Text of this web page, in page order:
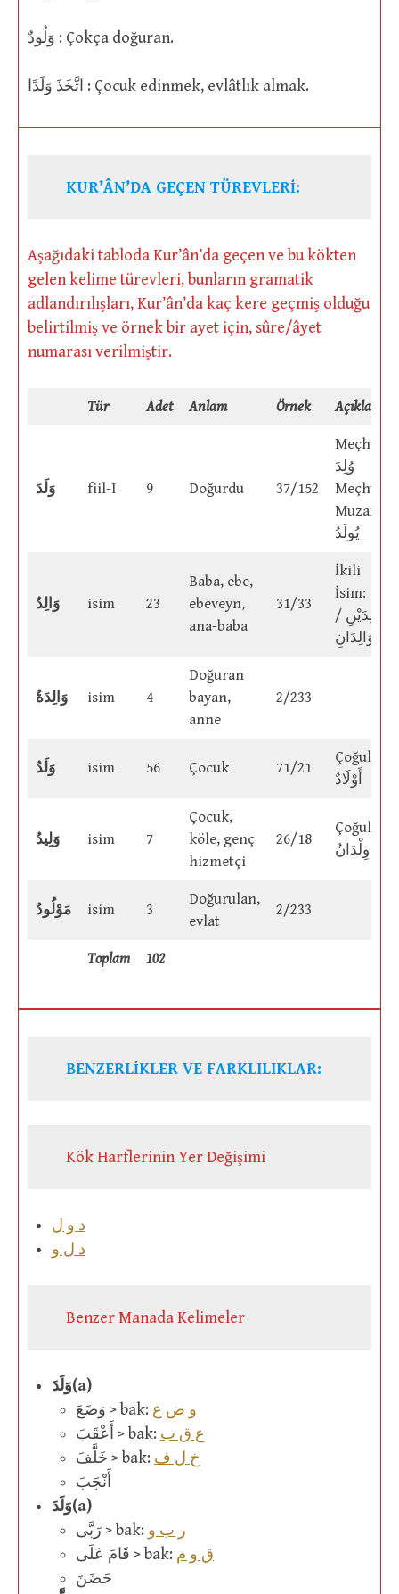
وَلُودٌ : Çokça doğuran.
اتَّخَذَ وَلَدًا : Çocuk edinmek, evlâtlık almak.
KUR’ÂN’DA GEÇEN TÜREVLERİ:
Aşağıdaki tabloda Kur’ân’da geçen ve bu kökten
gelen kelime türevleri, bunların gramatik
adlandırılışları, Kur’ân’da kaç kere geçmiş olduğu
belirtilmiş ve örnek bir ayet için, sûre/âyet
numarası verilmiştir.
Tür Adet Anlam Örnek Açıklama
وَلَدَ fiil-I 9 Doğurdu 37/152
Meçhulü:
وُلِدَ
Meçhul
Muzari:
يُولَدُ
وَالِدٌ isim 23
Baba, ebe,
ebeveyn,
ana-baba
31/33
İkili
İsim:
وَالِدَيْنِ /
وَالِدَانِ
وَالِدَةٌ isim 4
Doğuran
bayan,
anne
2/233
وَلَدٌ isim 56 Çocuk 71/21
Çoğulu:
أَوْلَادٌ
وَلِيدٌ isim 7
Çocuk,
köle, genç
hizmetçi
26/18
Çoğulu:
وِلْدَانٌ
مَوْلُودٌ isim 3
Doğurulan,
evlat
2/233
Toplam 102
BENZERLİKLER VE FARKLILIKLAR:
Kök Harflerinin Yer Değişimi
د و ل
د ل و
Benzer Manada Kelimeler
وَلَدَ(a)
وَضَعَ > bak: و ض ع
أَعْقَبَ > bak: ع ق ب
خَلَّفَ > bak: خ ل ف
أَنْجَبَ
وَلَدَ(a)
رَبَّى > bak: ر ب و
قَامَ عَلَى > bak: ق و م
حَضَنَ